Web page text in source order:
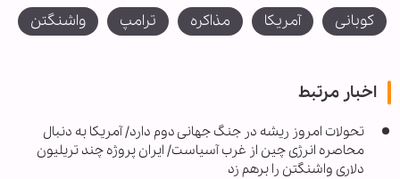
کوبانی آمریکا مذاکره ترامپ واشنگتن
اخبار مرتبط
تحولات امروز ریشه در جنگ جهانی دوم دارد/ آمریکا به دنبال
محاصره انرژی چین از غرب آسیاست/ ایران پروژه چند تریلیون
دلاری واشنگتن را برهم زد